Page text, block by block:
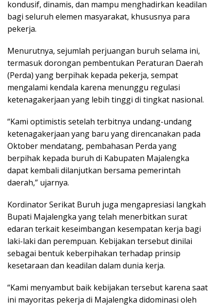
kondusif, dinamis, dan mampu menghadirkan keadilan
bagi seluruh elemen masyarakat, khususnya para
pekerja.
Menurutnya, sejumlah perjuangan buruh selama ini,
termasuk dorongan pembentukan Peraturan Daerah
(Perda) yang berpihak kepada pekerja, sempat
mengalami kendala karena menunggu regulasi
ketenagakerjaan yang lebih tinggi di tingkat nasional.
“Kami optimistis setelah terbitnya undang-undang
ketenagakerjaan yang baru yang direncanakan pada
Oktober mendatang, pembahasan Perda yang
berpihak kepada buruh di Kabupaten Majalengka
dapat kembali dilanjutkan bersama pemerintah
daerah,” ujarnya.
Kordinator Serikat Buruh juga mengapresiasi langkah
Bupati Majalengka yang telah menerbitkan surat
edaran terkait keseimbangan kesempatan kerja bagi
laki-laki dan perempuan. Kebijakan tersebut dinilai
sebagai bentuk keberpihakan terhadap prinsip
kesetaraan dan keadilan dalam dunia kerja.
“Kami menyambut baik kebijakan tersebut karena saat
ini mayoritas pekerja di Majalengka didominasi oleh